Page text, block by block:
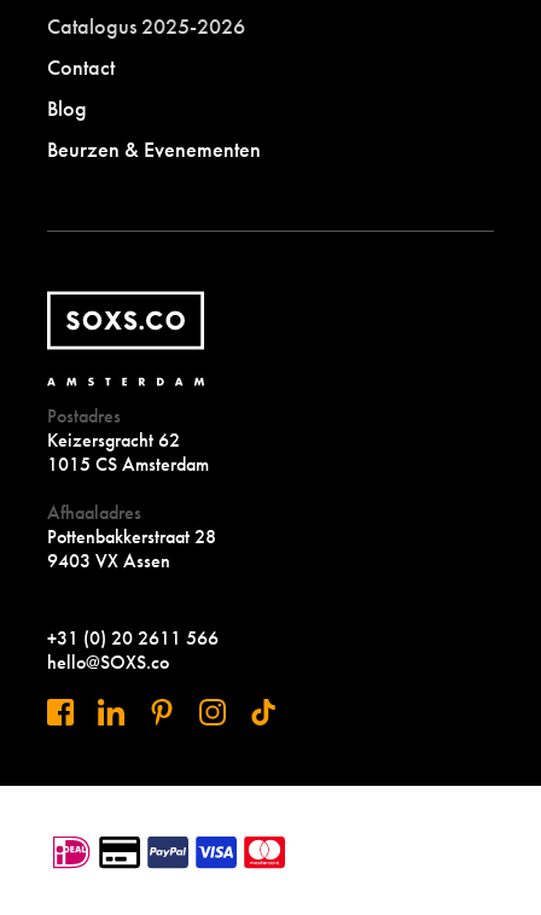
Catalogus 2025-2026
Contact
Blog
Beurzen & Evenementen
Postadres
Keizersgracht 62
1015 CS Amsterdam
Afhaaladres
Pottenbakkerstraat 28
9403 VX Assen
+31 (0) 20 2611 566
hello@SOXS.co